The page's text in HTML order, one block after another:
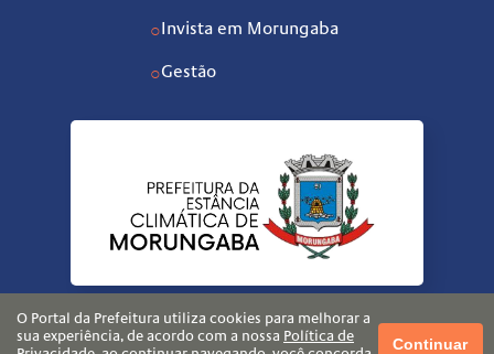
○ Invista em Morungaba
○Gestão
O Portal da Prefeitura utiliza cookies para melhorar a
sua experiência, de acordo com a nossa Política de
Continuar